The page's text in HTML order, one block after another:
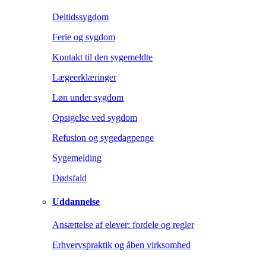
Deltidssygdom
Ferie og sygdom
Kontakt til den sygemeldte
Lægeerklæringer
Løn under sygdom
Opsigelse ved sygdom
Refusion og sygedagpenge
Sygemelding
Dødsfald
Uddannelse
Ansættelse af elever: fordele og regler
Erhvervspraktik og åben virksomhed